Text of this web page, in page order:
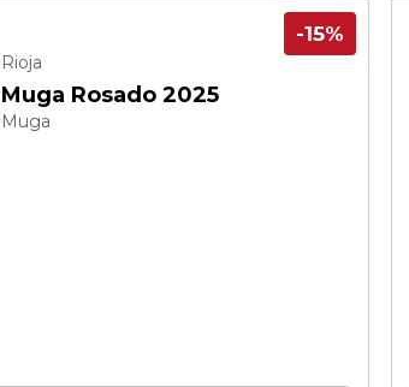
Rioja
Muga Rosado 2025
Muga
-15%